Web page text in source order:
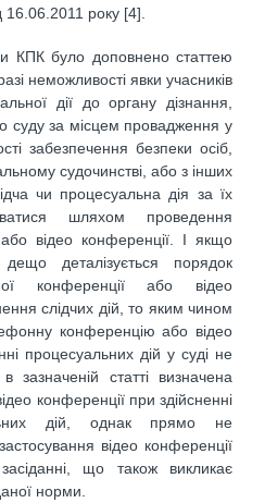
16.06.2011 року [4].
КПК було доповнено статтею
неможливості явки учасників
дії до органу дізнання,
суду за місцем провадження у
забезпечення безпеки осіб,
судочинстві, або з інших
чи процесуальна дія за їх
шляхом проведення
відео конференції. І якщо
деталізується порядок
конференції або відео
слідчих дій, то яким чином
конференцію або відео
процесуальних дій у суді не
зазначеній статті визначена
конференції при здійсненні
дій, однак прямо не
відео конференції
що також викликає
норми.